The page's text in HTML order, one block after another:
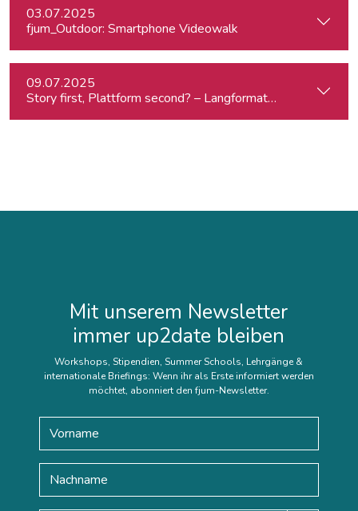
03.07.2025
fjum_Outdoor: Smartphone Videowalk
09.07.2025
Story first, Plattform second? – Langformat-Journalismus
Mit unserem Newsletter
immer up2date bleiben
Workshops, Stipendien, Summer Schools, Lehrgänge &
internationale Briefings: Wenn ihr als Erste informiert werden
möchtet, abonniert den fjum-Newsletter.